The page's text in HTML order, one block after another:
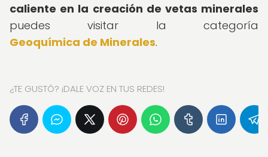
caliente en la creación de vetas minerales
puedes visitar la categoría
Geoquímica de Minerales.
¿TE GUSTÓ? ¡DALE VOZ EN TUS REDES!